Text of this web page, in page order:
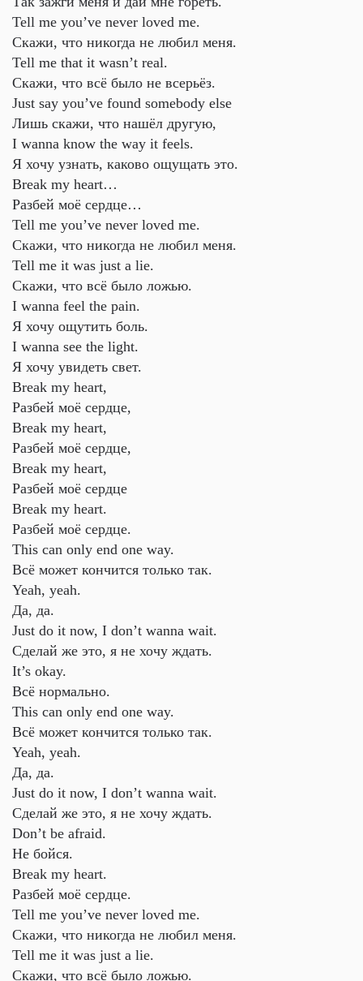
Tell me you’ve never loved me.
Скажи, что никогда не любил меня.
Tell me that it wasn’t real.
Скажи, что всё было не всерьёз.
Just say you’ve found somebody else
Лишь скажи, что нашёл другую,
I wanna know the way it feels.
Я хочу узнать, каково ощущать это.
Break my heart…
Разбей моё сердце…
Tell me you’ve never loved me.
Скажи, что никогда не любил меня.
Tell me it was just a lie.
Скажи, что всё было ложью.
I wanna feel the pain.
Я хочу ощутить боль.
I wanna see the light.
Я хочу увидеть свет.
Break my heart,
Разбей моё сердце,
Break my heart,
Разбей моё сердце,
Break my heart,
Разбей моё сердце
Break my heart.
Разбей моё сердце.
This can only end one way.
Всё может кончится только так.
Yeah, yeah.
Да, да.
Just do it now, I don’t wanna wait.
Сделай же это, я не хочу ждать.
It’s okay.
Всё нормально.
This can only end one way.
Всё может кончится только так.
Yeah, yeah.
Да, да.
Just do it now, I don’t wanna wait.
Сделай же это, я не хочу ждать.
Don’t be afraid.
Не бойся.
Break my heart.
Разбей моё сердце.
Tell me you’ve never loved me.
Скажи, что никогда не любил меня.
Tell me it was just a lie.
Скажи, что всё было ложью.